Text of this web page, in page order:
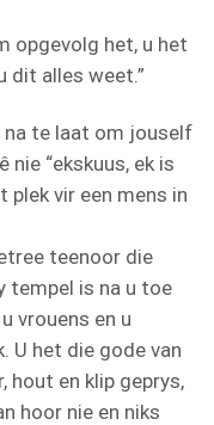
opgevolg het, u het
dit alles weet.”
na te laat om jouself
“ekskuus, ek is
plek vir een mens in
teenoor die
tempel is na u toe
vrouens en u
U het die gode van
hout en klip geprys,
hoor nie en niks